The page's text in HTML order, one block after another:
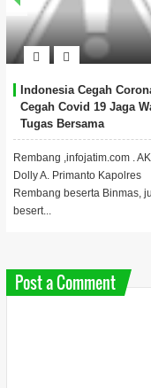
Indonesia Cegah
Cegah Covid 19 Jaga
Tugas Bersama
Rembang ,infojatim.com .
Dolly A. Primanto Kapolres
Rembang beserta Binmas,
besert...
Post a Comment